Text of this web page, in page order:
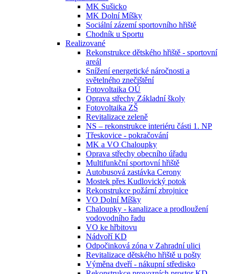
MK Sušicko
MK Dolní Míšky
Sociální zázemí sportovního hřiště
Chodník u Sportu
Realizované
Rekonstrukce dětského hřiště - sportovní
areál
Snížení energetické náročnosti a
světelného znečištění
Fotovoltaika OÚ
Oprava střechy Základní školy
Fotovoltaika ZŠ
Revitalizace zeleně
NS – rekonstrukce interiéru části 1. NP
Třeskovice - pokračování
MK a VO Chaloupky
Oprava střechy obecního úřadu
Multifunkční sportovní hřiště
Autobusová zastávka Cerony
Mostek přes Kudlovický potok
Rekonstrukce požární zbrojnice
VO Dolní Míšky
Chaloupky - kanalizace a prodloužení
vodovodního řadu
VO ke hřbitovu
Nádvoří KD
Odpočinková zóna v Zahradní ulici
Revitalizace dětského hřiště u pošty
Výměna dveří - nákupní středisko